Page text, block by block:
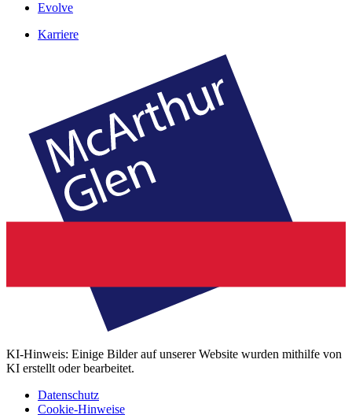
Evolve
Karriere
KI-Hinweis: Einige Bilder auf unserer Website wurden mithilfe von
KI erstellt oder bearbeitet.
Datenschutz
Cookie-Hinweise